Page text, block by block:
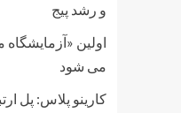
و رشد پیج
اولین
می شود
کارینو پلاس: پل